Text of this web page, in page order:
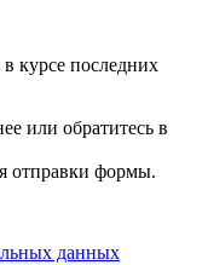
курсе последних
или обратитесь в
отправки формы.
данных